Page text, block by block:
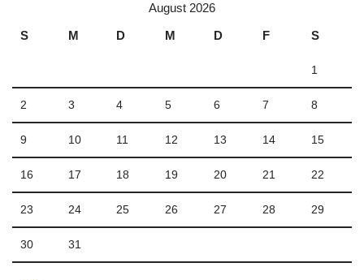
August 2026
S
M D M D F S
1
2 3 4 5 6 7 8
9 10 11 12 13 14 15
16 17 18 19 20 21 22
23 24 25 26 27 28 29
30 31